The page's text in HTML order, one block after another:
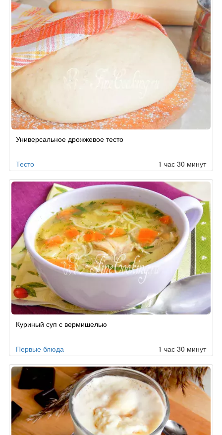
Универсальное дрожжевое тесто
Тесто 1 час 30 минут
Куриный суп с вермишелью
Первые блюда 1 час 30 минут